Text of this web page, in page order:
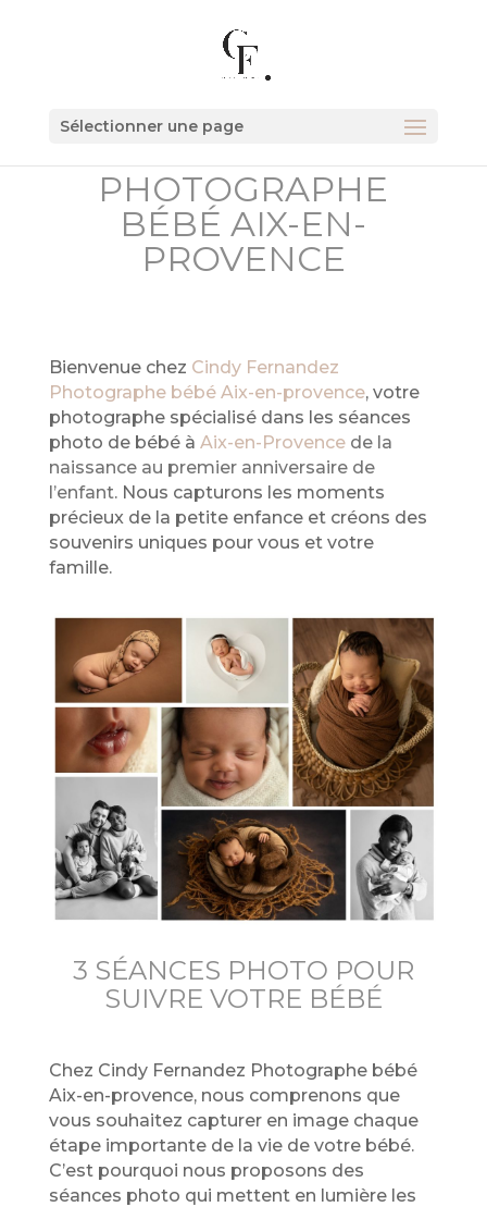
Sélectionner une page
PHOTOGRAPHE
BÉBÉ AIX-EN-
PROVENCE
Bienvenue chez Cindy Fernandez
Photographe bébé Aix-en-provence, votre
photographe spécialisé dans les séances
photo de bébé à Aix-en-Provence de la
naissance au premier anniversaire de
l’enfant. Nous capturons les moments
précieux de la petite enfance et créons des
souvenirs uniques pour vous et votre
famille.
3 SÉANCES PHOTO POUR
SUIVRE VOTRE BÉBÉ
Chez Cindy Fernandez Photographe bébé
Aix-en-provence, nous comprenons que
vous souhaitez capturer en image chaque
étape importante de la vie de votre bébé.
C’est pourquoi nous proposons des
séances photo qui mettent en lumière les